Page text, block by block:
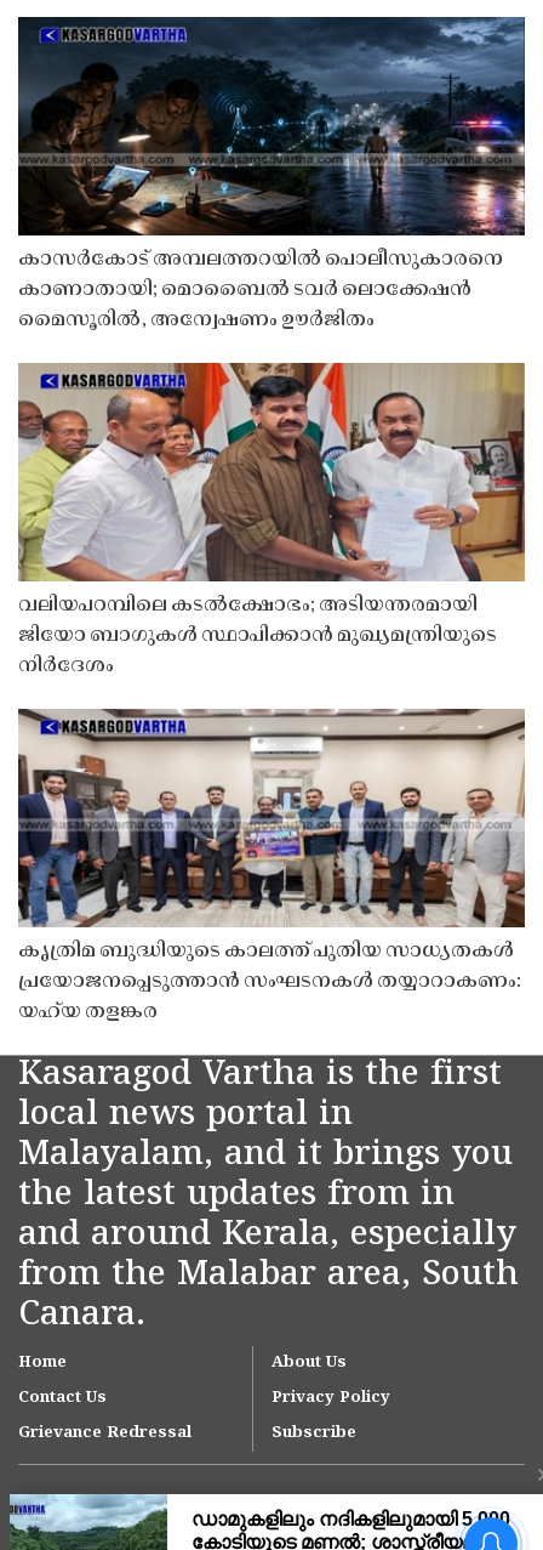
കാസർകോട് അമ്പലത്തറയിൽ പൊലീസുകാരനെ
കാണാതായി; മൊബൈൽ ടവർ ലൊക്കേഷൻ
മൈസൂരിൽ, അന്വേഷണം ഊർജിതം
വലിയപറമ്പിലെ കടൽക്ഷോഭം; അടിയന്തരമായി
ജിയോ ബാഗുകൾ സ്ഥാപിക്കാൻ മുഖ്യമന്ത്രിയുടെ
നിർദേശം
കൃത്രിമ ബുദ്ധിയുടെ കാലത്ത് പുതിയ സാധ്യതകൾ
പ്രയോജനപ്പെടുത്താൻ സംഘടനകൾ തയ്യാറാകണം:
യഹ്‌യ തളങ്കര
Kasaragod Vartha is the first
local news portal in
Malayalam, and it brings you
the latest updates from in
and around Kerala, especially
from the Malabar area, South
Canara.
Home
About Us
Contact Us
Privacy Policy
Grievance Redressal
Subscribe
വലിയപറമ്പിലെ